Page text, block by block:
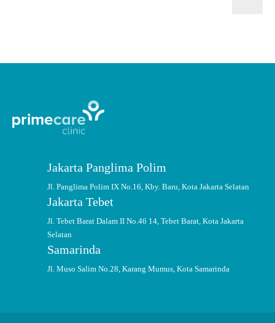
Jakarta Panglima Polim
Jl. Panglima Polim IX No.16, Kby. Baru, Kota Jakarta Selatan
Jakarta Tebet
Jl. Tebet Barat Dalam II No.46 14, Tebet Barat, Kota Jakarta
Selatan
Samarinda
Jl. Muso Salim No.28, Karang Mumus, Kota Samarinda